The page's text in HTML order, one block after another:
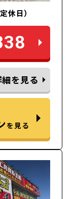
休日）
を見る
を見る